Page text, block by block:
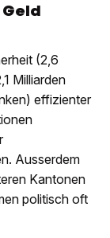
(2,6
Milliarden
effizienter
Ausserdem
Kantonen
politisch oft